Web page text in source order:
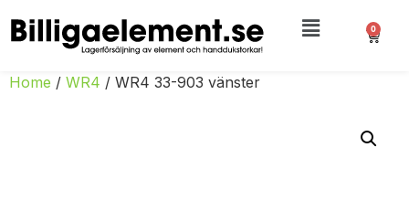
0
Home / WR4 / WR4 33-903 vänster